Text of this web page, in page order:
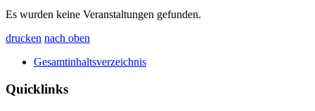
Es wurden keine Veranstaltungen gefunden.
drucken nach oben
Gesamtinhaltsverzeichnis
Quicklinks